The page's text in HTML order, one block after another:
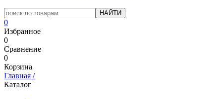
0
Избранное
0
Сравнение
0
Корзина
Главная /
Каталог